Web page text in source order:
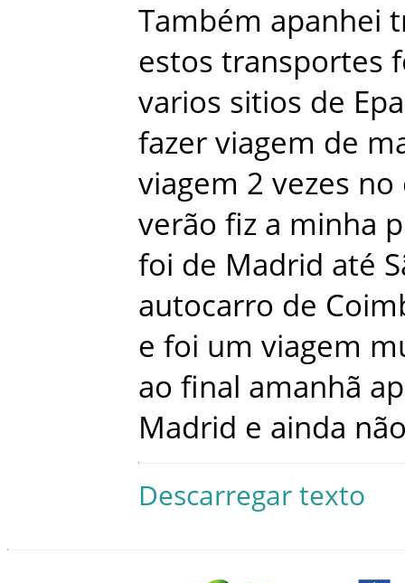
Também apanhei
estos transportes
varios sitios de
fazer viagem de
viagem 2 vezes no
verão fiz a minha
foi de Madrid até
autocarro de
e foi um viagem
ao final amanhã
Madrid e ainda
Descarregar texto